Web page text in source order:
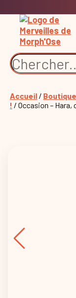
Accueil / Boutique
! / Occasion – Hara,